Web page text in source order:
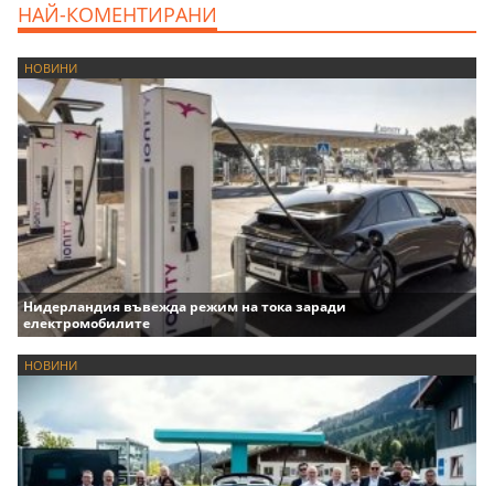
НАЙ-КОМЕНТИРАНИ
НОВИНИ
Нидерландия въвежда режим на тока заради
електромобилите
НОВИНИ